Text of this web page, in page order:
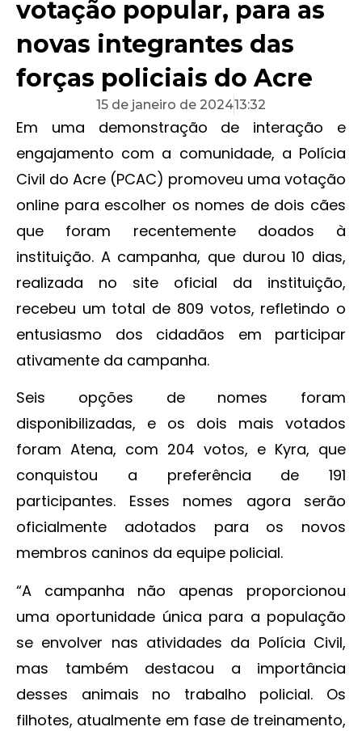
votação popular, para as
novas integrantes das
forças policiais do Acre
15 de janeiro de 202413:32
Em uma demonstração de interação e
engajamento com a comunidade, a Polícia
Civil do Acre (PCAC) promoveu uma votação
online para escolher os nomes de dois cães
que foram recentemente doados à
instituição. A campanha, que durou 10 dias,
realizada no site oficial da instituição,
recebeu um total de 809 votos, refletindo o
entusiasmo dos cidadãos em participar
ativamente da campanha.
Seis opções de nomes foram
disponibilizadas, e os dois mais votados
foram Atena, com 204 votos, e Kyra, que
conquistou a preferência de 191
participantes. Esses nomes agora serão
oficialmente adotados para os novos
membros caninos da equipe policial.
“A campanha não apenas proporcionou
uma oportunidade única para a população
se envolver nas atividades da Polícia Civil,
mas também destacou a importância
desses animais no trabalho policial. Os
filhotes, atualmente em fase de treinamento,